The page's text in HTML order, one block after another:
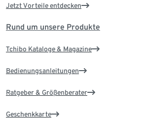
Jetzt Vorteile entdecken
Rund um unsere Produkte
Tchibo Kataloge & Magazine
Bedienungsanleitungen
Ratgeber & Größenberater
Geschenkkarte